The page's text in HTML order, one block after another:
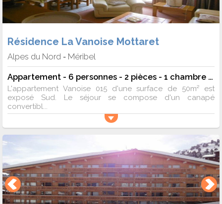
Résidence La Vanoise Mottaret
Alpes du Nord - Méribel
Appartement - 6 personnes - 2 pièces - 1 chambre - 50 m²
L'appartement Vanoise 015 d'une surface de 50m² est
exposé Sud. Le séjour se compose d'un canapé
convertibl...